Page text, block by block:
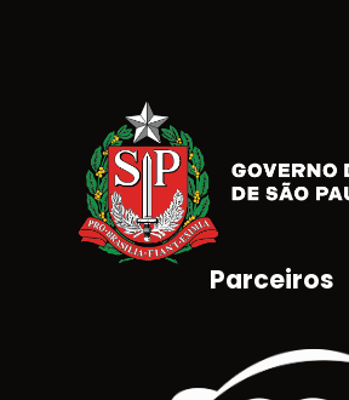
Brasão do Estado de São Paulo
Parceiros